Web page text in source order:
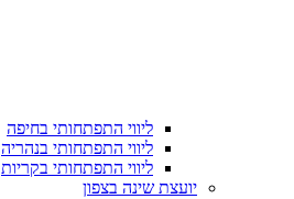
ליווי התפתחותי בחיפה
ליווי התפתחותי בנהריה
ליווי התפתחותי בקריות
יועצת שינה בצפון